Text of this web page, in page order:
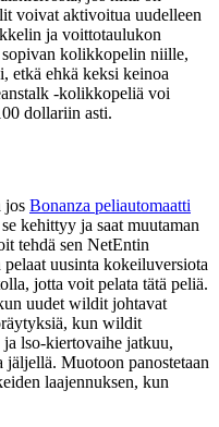
voivat aktivoitua uudelleen
ja voittotaulukon
sopivan kolikkopelin niille,
etkä ehkä keksi keinoa
-kolikkopeliä voi
dollariin asti.
jos Bonanza peliautomaatti
kehittyy ja saat muutaman
tehdä sen NetEntin
uusinta kokeiluversiota
jotta voit pelata tätä peliä.
uudet wildit johtavat
kun wildit
lso-kiertovaihe jatkuu,
jäljellä. Muotoon panostetaan
laajennuksen, kun